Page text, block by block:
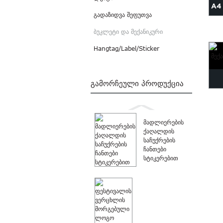
გადაზიდვა შეფუთვა
ბუკლეტი და მექანიკური
Hangtag/Label/Sticker
ᲒᲐᲛᲝᲠᲩᲔᲣᲚᲘ ᲞᲠᲝᲓᲣᲥᲪᲘᲐ
მადლიერების
ქაღალდის
საჩუქრების
ჩანთები
სტიკერებით
A4